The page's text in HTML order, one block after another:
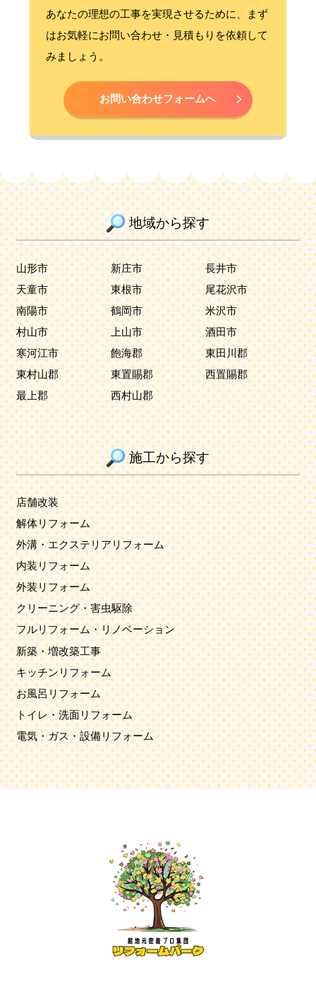
あなたの理想の工事を実現させるために、まず
はお気軽にお問い合わせ・見積もりを依頼して
みましょう。
お問い合わせフォームへ
地域から探す
山形市 新庄市
長井市
天童市
東根市
尾花沢市
南陽市
鶴岡市
米沢市
村山市
上山市
酒田市
寒河江市
飽海郡
東田川郡
東村山郡
東置賜郡
西置賜郡
最上郡
西村山郡
施工から探す
店舗改装
解体リフォーム
外溝・エクステリアリフォーム
内装リフォーム
外装リフォーム
クリーニング・害虫駆除
フルリフォーム・リノベーション
新築・増改築工事
キッチンリフォーム
お風呂リフォーム
トイレ・洗面リフォーム
電気・ガス・設備リフォーム